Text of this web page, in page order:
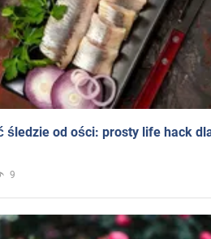
śledzie od ości: prosty life hack
9